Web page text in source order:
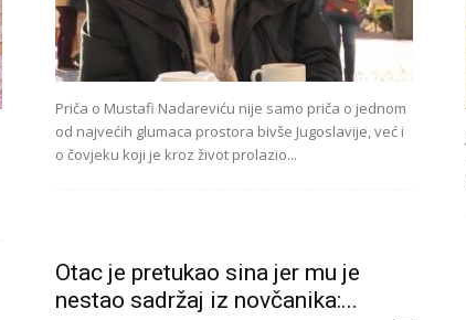
Priča o Mustafi Nadareviću nije samo priča o jednom
od najvećih glumaca prostora bivše Jugoslavije, već i
o čovjeku koji je kroz život prolazio...
Otac je pretukao sina jer mu je
nestao sadržaj iz novčanika:...